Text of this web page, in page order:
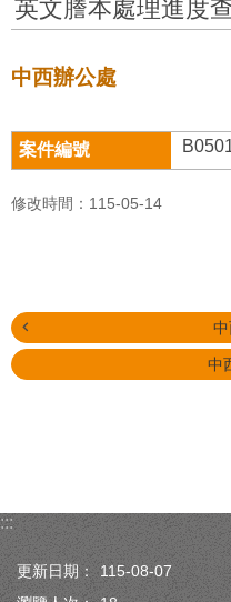
英文謄本處理進度
中西辦公處
修改時間：115-05-14
中
:::
更新日期：
115-08-07